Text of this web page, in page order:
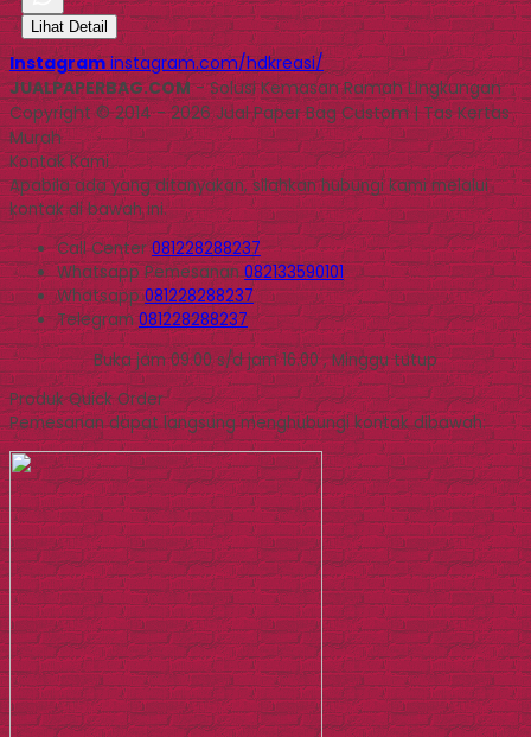
Lihat Detail
Instagram instagram.com/hdkreasi/
JUALPAPERBAG.COM- Solusi Kemasan Ramah Lingkungan
Copyright © 2014 - 2026 Jual Paper Bag Custom | Tas Kertas
Murah
Kontak Kami
Apabila ada yang ditanyakan, silahkan hubungi kami melalui
kontak di bawah ini.
Call Center081228288237
WhatsappPemesanan 082133590101
Whatsapp081228288237
Telegram081228288237
Buka jam 09.00 s/d jam 16.00 , Minggu tutup
Produk Quick Order
Pemesanan dapat langsung menghubungi kontak dibawah: